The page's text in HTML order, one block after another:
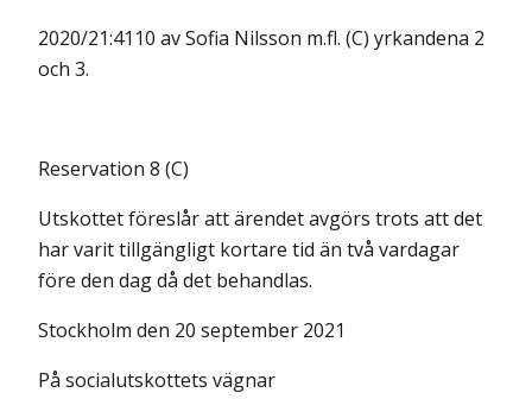
2020/21:4110 av Sofia Nilsson m.fl. (C) yrkandena 2
och 3.
Reservation 8 (C)
Utskottet föreslår att ärendet avgörs trots att det
har varit tillgängligt kortare tid än två vardagar
före den dag då det behandlas.
Stockholm den 20 september 2021
På socialutskottets vägnar